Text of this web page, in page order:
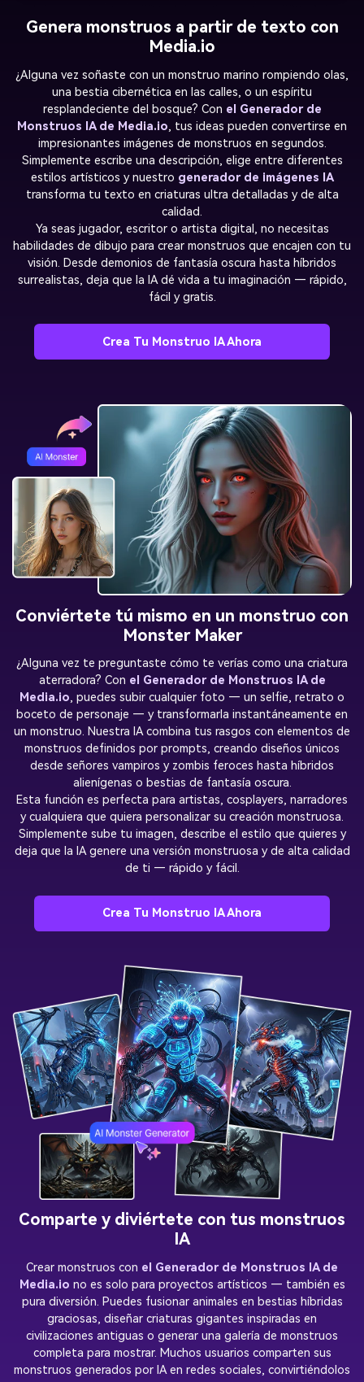
Genera monstruos a partir de texto con
Media.io
¿Alguna vez soñaste con un monstruo marino rompiendo olas,
una bestia cibernética en las calles, o un espíritu
resplandeciente del bosque? Con el Generador de
Monstruos IA de Media.io, tus ideas pueden convertirse en
impresionantes imágenes de monstruos en segundos.
Simplemente escribe una descripción, elige entre diferentes
estilos artísticos y nuestro generador de imágenes IA
transforma tu texto en criaturas ultra detalladas y de alta
calidad.
Ya seas jugador, escritor o artista digital, no necesitas
habilidades de dibujo para crear monstruos que encajen con tu
visión. Desde demonios de fantasía oscura hasta híbridos
surrealistas, deja que la IA dé vida a tu imaginación — rápido,
fácil y gratis.
Crea Tu Monstruo IA Ahora
Conviértete tú mismo en un monstruo con
Monster Maker
¿Alguna vez te preguntaste cómo te verías como una criatura
aterradora? Con el Generador de Monstruos IA de
Media.io, puedes subir cualquier foto — un selfie, retrato o
boceto de personaje — y transformarla instantáneamente en
un monstruo. Nuestra IA combina tus rasgos con elementos de
monstruos definidos por prompts, creando diseños únicos
desde señores vampiros y zombis feroces hasta híbridos
alienígenas o bestias de fantasía oscura.
Esta función es perfecta para artistas, cosplayers, narradores
y cualquiera que quiera personalizar su creación monstruosa.
Simplemente sube tu imagen, describe el estilo que quieres y
deja que la IA genere una versión monstruosa y de alta calidad
de ti — rápido y fácil.
Crea Tu Monstruo IA Ahora
Comparte y diviértete con tus monstruos
IA
Crear monstruos con el Generador de Monstruos IA de
Media.io no es solo para proyectos artísticos — también es
pura diversión. Puedes fusionar animales en bestias híbridas
graciosas, diseñar criaturas gigantes inspiradas en
civilizaciones antiguas o generar una galería de monstruos
completa para mostrar. Muchos usuarios comparten sus
monstruos generados por IA en redes sociales, convirtiéndolos